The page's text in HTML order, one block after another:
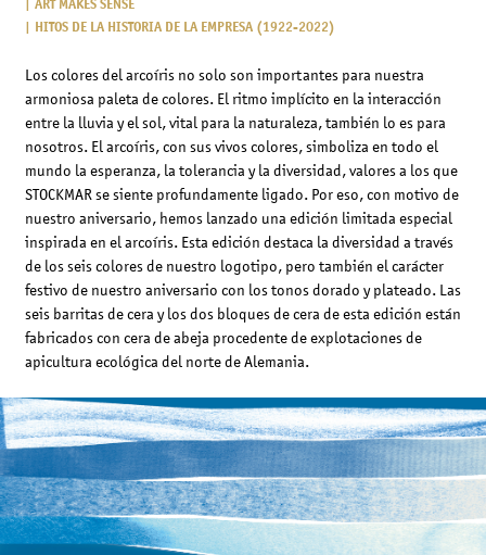
ART MAKES SENSE
HITOS DE LA HISTORIA DE LA EMPRESA (1922-2022)
Los colores del arcoíris no solo son importantes para nuestra
armoniosa paleta de colores. El ritmo implícito en la interacción
entre la lluvia y el sol, vital para la naturaleza, también lo es para
nosotros. El arcoíris, con sus vivos colores, simboliza en todo el
mundo la esperanza, la tolerancia y la diversidad, valores a los que
STOCKMAR se siente profundamente ligado. Por eso, con motivo de
nuestro aniversario, hemos lanzado una edición limitada especial
inspirada en el arcoíris. Esta edición destaca la diversidad a través
de los seis colores de nuestro logotipo, pero también el carácter
festivo de nuestro aniversario con los tonos dorado y plateado. Las
seis barritas de cera y los dos bloques de cera de esta edición están
fabricados con cera de abeja procedente de explotaciones de
apicultura ecológica del norte de Alemania.